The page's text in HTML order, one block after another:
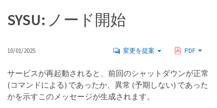
SYSU: ノード開始
10/01/2025 変更を提案 PDF
サービスが再起動されると、前回のシャットダウンが正常
(コマンドによる) であったか、異常 (予期しない) であった
かを示すこのメッセージが生成されます。